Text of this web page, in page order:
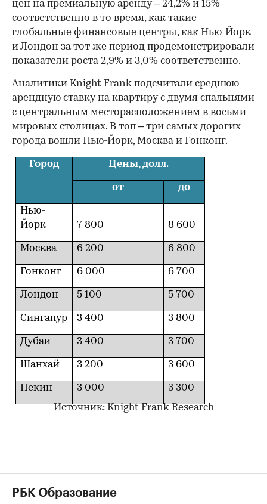
цен на премиальную аренду – 24,2% и 15%
соответственно в то время, как такие
глобальные финансовые центры, как Нью-Йорк
и Лондон за тот же период продемонстрировали
показатели роста 2,9% и 3,0% соответственно.
Аналитики Knight Frank подсчитали среднюю
арендную ставку на квартиру с двумя спальнями
с центральным месторасположением в восьми
мировых столицах. В топ – три самых дорогих
города вошли Нью-Йорк, Москва и Гонконг.
Город Цены, долл.
от до
Нью-
Йорк
7 800 8 600
Москва 6 200 6 800
Гонконг 6 000 6 700
Лондон 5 100 5 700
Сингапур 3 400 3 800
Дубаи 3 400 3 700
Шанхай 3 200 3 600
Пекин 3 000
3 300
Источник: Knight Frank Research
РБК Образование